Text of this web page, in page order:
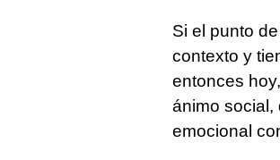
Si el punto
contexto y
entonces
ánimo social,
emocional